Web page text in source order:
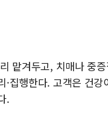
맡겨두고, 치매나 중
집행한다. 고객은 건
.